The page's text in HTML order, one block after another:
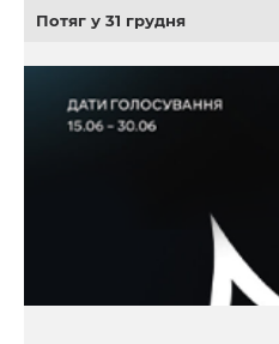
Потяг у 31 грудня